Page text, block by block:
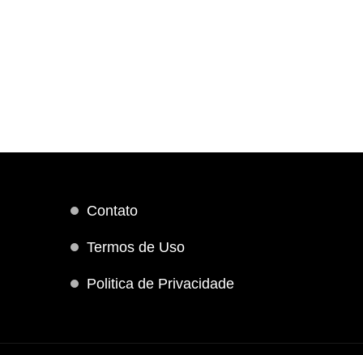
Contato
Termos de Uso
Politica de Privacidade